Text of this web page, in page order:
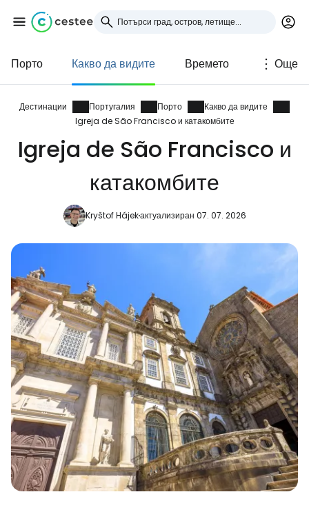
Порто Какво да видите Времето Още
Дестинации Португалия Порто
Какво да видите
Igreja de São Francisco и катакомбите
Igreja de São Francisco и
катакомбите
Kryštof Hájekактуализиран 07. 07. 2026
Влезте в Cestee
... световната общност на туристите
Продължете с Google
Продължете с Facebook